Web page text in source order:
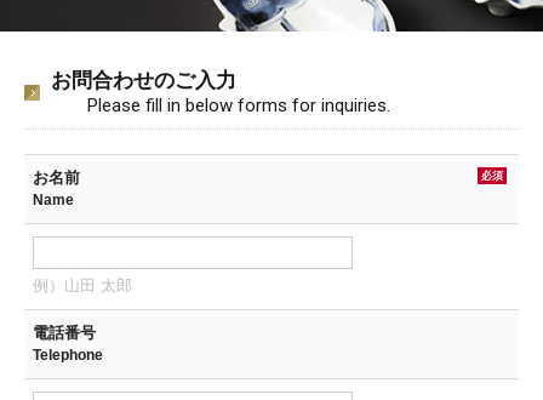
お問合わせのご入力
Please fill in below forms for inquiries.
お名前 必須
Name
例）山田 太郎
電話番号
Telephone